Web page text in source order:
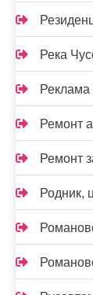
Река
Реклама
Ремонт
Ремонт
Родник,